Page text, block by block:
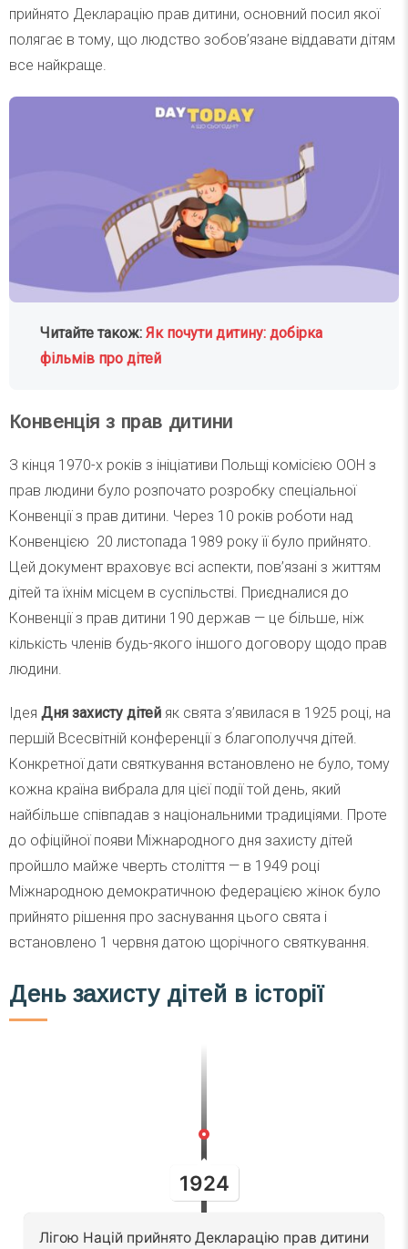
прийнято Декларацію прав дитини, основний посил якої
полягає в тому, що людство зобов’язане віддавати дітям
все найкраще.
Читайте також:Як почути дитину: добірка
фільмів про дітей
Конвенція з прав дитини
З кінця 1970-х років з ініціативи Польщі комісією ООН з
прав людини було розпочато розробку спеціальної
Конвенції з прав дитини. Через 10 років роботи над
Конвенцією 20 листопада 1989 року її було прийнято.
Цей документ враховує всі аспекти, пов’язані з життям
дітей та їхнім місцем в суспільстві. Приєдналися до
Конвенції з прав дитини 190 держав — це більше, ніж
кількість членів будь-якого іншого договору щодо прав
людини.
Ідея Дня захисту дітей як свята з’явилася в 1925 році, на
першій Всесвітній конференції з благополуччя дітей.
Конкретної дати святкування встановлено не було, тому
кожна країна вибрала для цієї події той день, який
найбільше співпадав з національними традиціями. Проте
до офіційної появи Міжнародного дня захисту дітей
пройшло майже чверть століття — в 1949 році
Міжнародною демократичною федерацією жінок було
прийнято рішення про заснування цього свята і
встановлено 1 червня датою щорічного святкування.
День захисту дітей в історії
1924
Лігою Націй прийнято Декларацію прав дитини